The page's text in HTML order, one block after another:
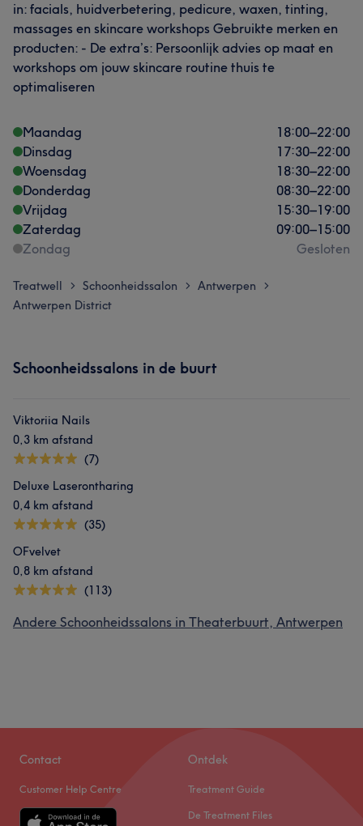
in: facials, huidverbetering, pedicure, waxen, tinting,
massages en skincare workshops Gebruikte merken en
producten: - De extra’s: Persoonlijk advies op maat en
workshops om jouw skincare routine thuis te
optimaliseren
Maandag 18:00–22:00
Dinsdag
17:30–22:00
Woensdag
18:30–22:00
Donderdag
08:30–22:00
Vrijdag
15:30–19:00
Zaterdag
09:00–15:00
Zondag
Gesloten
Treatwell > Schoonheidssalon > Antwerpen >
Antwerpen District
Schoonheidssalons in de buurt
Viktoriia Nails
0,3 km afstand
(7)
Deluxe Laserontharing
0,4 km afstand
(35)
OFvelvet
0,8 km afstand
(113)
Andere Schoonheidssalons in Theaterbuurt, Antwerpen
Contact
Customer Help Centre
Ontdek
Treatment Guide
De Treatment Files